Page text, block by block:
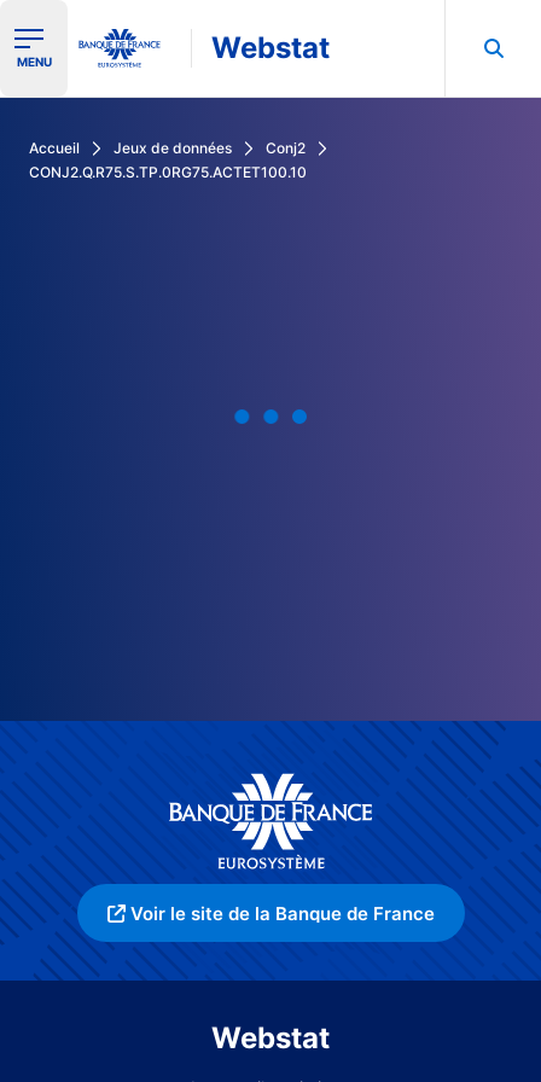
Ouvrir le menu de navigation
MENU Webstat
Accueil Jeux de données
Conj2
CONJ2.Q.R75.S.TP.0RG75.ACTET100.10
Voir le site de la Banque de France
Webstat